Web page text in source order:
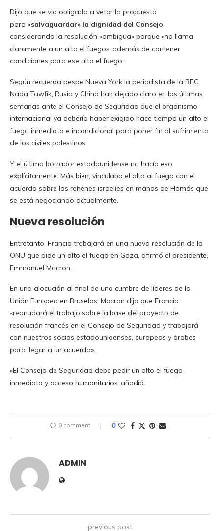
Dijo que se vio obligado a vetar la propuesta
para «salvaguardar» la dignidad del Consejo,
considerando la resolución «ambigua» porque «no llama
claramente a un alto el fuego», además de contener
condiciones para ese alto el fuego.
Según recuerda desde Nueva York la periodista de la BBC
Nada Tawfik, Rusia y China han dejado claro en las últimas
semanas ante el Consejo de Seguridad que el organismo
internacional ya debería haber exigido hace tiempo un alto el
fuego inmediato e incondicional para poner fin al sufrimiento
de los civiles palestinos.
Y el último borrador estadounidense no hacía eso
explícitamente. Más bien, vinculaba el alto al fuego con el
acuerdo sobre los rehenes israelíes en manos de Hamás que
se está negociando actualmente.
Nueva resolución
Entretanto, Francia trabajará en una nueva resolución de la
ONU que pide un alto el fuego en Gaza, afirmó el presidente,
Emmanuel Macron.
En una alocución al final de una cumbre de líderes de la
Unión Europea en Bruselas, Macron dijo que Francia
«reanudará el trabajo sobre la base del proyecto de
resolución francés en el Consejo de Seguridad y trabajará
con nuestros socios estadounidenses, europeos y árabes
para llegar a un acuerdo».
«El Consejo de Seguridad debe pedir un alto el fuego
inmediato y acceso humanitario», añadió.
0 comment 0
ADMIN
previous post